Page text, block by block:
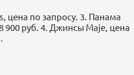
цена по запросу. 3. Панама
900 руб. 4. Джинсы Maje, цена